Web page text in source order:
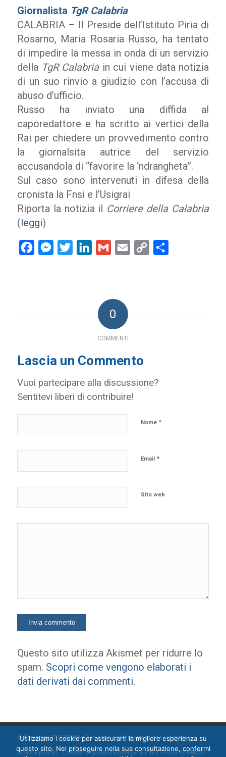
Giornalista TgR Calabria
CALABRIA – Il Preside dell’Istituto Piria di
Rosarno, Maria Rosaria Russo, ha tentato
di impedire la messa in onda di un servizio
della TgR Calabriain cui viene data notizia
di un suo rinvio a giudizio con l’accusa di
abuso d’ufficio.
Russo ha inviato una diffida al
caporedattore e ha scritto ai vertici della
Rai per chiedere un provvedimento contro
la giornalsita autrice del servizio
accusandola di “favorire la ‘ndrangheta”.
Sul caso sono intervenuti in difesa della
cronista la Fnsi e l’Usigrai
Riporta la notizia il Corriere della Calabria
(leggi)
FacebookMessenger
Twitter LinkedInGmail Email
Copy
0
COMMENTI
Lascia un Commento
Vuoi partecipare alla discussione?
Sentitevi liberi di contribuire!
Nome *
Email *
Sito web
Questo sito utilizza Akismet per ridurre lo
spam. Scopri come vengono elaborati i
dati derivati dai commenti.
© Copyright 2015-2024 by Ossigeno per l'informazione [privacy]
[cookie policy ] Contatti: segreteria@ossigeno.info | +39.06.92958025 -
Utilizziamo i cookie per assicurarti la migliore esperienza su
questo sito. Nel proseguire nella sua consultazione, confermi